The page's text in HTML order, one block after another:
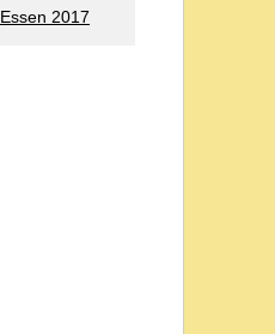
Essen 2017